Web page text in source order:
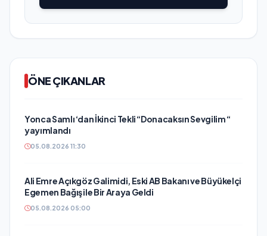
ÖNE ÇIKANLAR
Yonca Samlı ‘dan İkinci Tekli “Donacaksın Sevgilim “
yayımlandı
05.08.2026 11:30
Ali Emre Açıkgöz Galimidi, Eski AB Bakanı ve Büyükelçi
Egemen Bağış ile Bir Araya Geldi
05.08.2026 05:00